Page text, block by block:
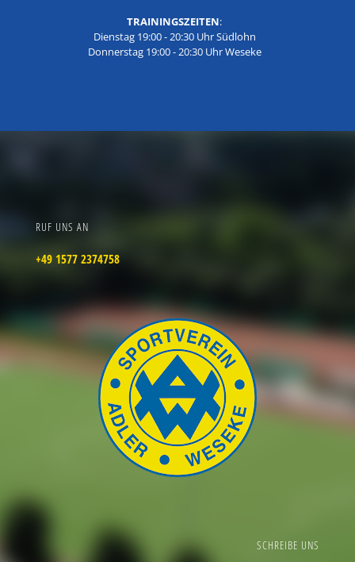
TRAININGSZEITEN:
Dienstag 19:00 - 20:30 Uhr Südlohn
Donnerstag 19:00 - 20:30 Uhr Weseke
RUF UNS AN
+49 1577 2374758
SCHREIBE UNS